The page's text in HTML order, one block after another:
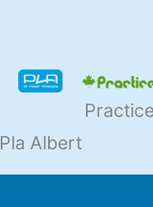
Pla Albert